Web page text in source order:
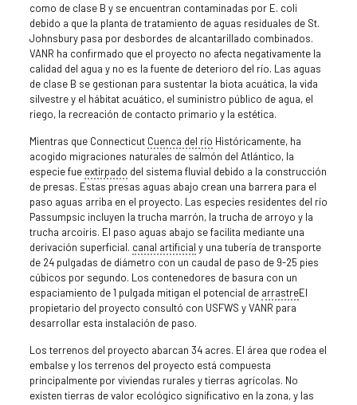
como de clase B y se encuentran contaminadas por E. coli
debido a que la planta de tratamiento de aguas residuales de St.
Johnsbury pasa por desbordes de alcantarillado combinados.
VANR ha confirmado que el proyecto no afecta negativamente la
calidad del agua y no es la fuente de deterioro del río. Las aguas
de clase B se gestionan para sustentar la biota acuática, la vida
silvestre y el hábitat acuático, el suministro público de agua, el
riego, la recreación de contacto primario y la estética.
Mientras que Connecticut Cuenca del río Históricamente, ha
acogido migraciones naturales de salmón del Atlántico, la
especie fue extirpado del sistema fluvial debido a la construcción
de presas. Estas presas aguas abajo crean una barrera para el
paso aguas arriba en el proyecto. Las especies residentes del río
Passumpsic incluyen la trucha marrón, la trucha de arroyo y la
trucha arcoíris. El paso aguas abajo se facilita mediante una
derivación superficial. canal artificial y una tubería de transporte
de 24 pulgadas de diámetro con un caudal de paso de 9-25 pies
cúbicos por segundo. Los contenedores de basura con un
espaciamiento de 1 pulgada mitigan el potencial de arrastreEl
propietario del proyecto consultó con USFWS y VANR para
desarrollar esta instalación de paso.
Los terrenos del proyecto abarcan 34 acres. El área que rodea el
embalse y los terrenos del proyecto está compuesta
principalmente por viviendas rurales y tierras agrícolas. No
existen tierras de valor ecológico significativo en la zona, y las